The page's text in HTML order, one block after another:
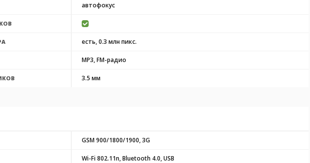
автофокус
есть, 0.3 млн пикс.
MP3, FM-радио
3.5 мм
GSM 900/1800/1900, 3G
Wi-Fi 802.11n, Bluetooth 4.0, USB